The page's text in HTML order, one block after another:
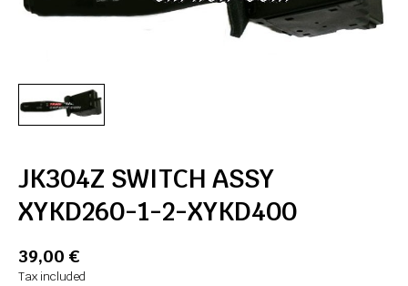
JK304Z SWITCH ASSY
XYKD260-1-2-XYKD400
39,00 €
Tax included